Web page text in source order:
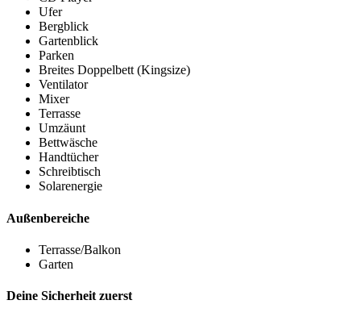
Ufer
Bergblick
Gartenblick
Parken
Breites Doppelbett (Kingsize)
Ventilator
Mixer
Terrasse
Umzäunt
Bettwäsche
Handtücher
Schreibtisch
Solarenergie
Außenbereiche
Terrasse/Balkon
Garten
Deine Sicherheit zuerst